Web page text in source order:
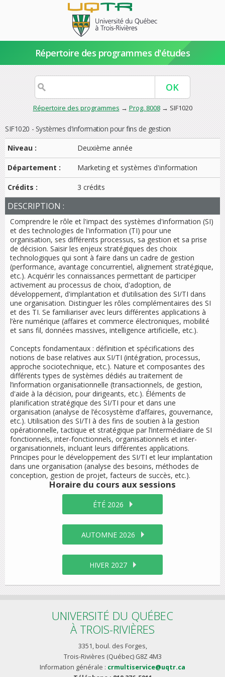
Répertoire des programmes d'études
Répertoire des programmes → Prog. 8008→ SIF1020
SIF1020 - Systèmes d'information pour fins de gestion
Niveau :
Deuxième année
Département : Marketing et systèmes d'information
Crédits : 3 crédits
DESCRIPTION :
Comprendre le rôle et l'impact des systèmes d'information (SI)
et des technologies de l'information (TI) pour une
organisation, ses différents processus, sa gestion et sa prise
de décision. Saisir les enjeux stratégiques des choix
technologiques qui sont à faire dans un cadre de gestion
(performance, avantage concurrentiel, alignement stratégique,
etc.). Acquérir les connaissances permettant de participer
activement au processus de choix, d'adoption, de
développement, d'implantation et d’utilisation des SI/TI dans
une organisation. Distinguer les rôles complémentaires des SI
et des TI. Se familiariser avec leurs différentes applications à
l’ère numérique (affaires et commerce électroniques, mobilité
et sans fil, données massives, intelligence artificielle, etc.).
Concepts fondamentaux : définition et spécifications des
notions de base relatives aux SI/TI (intégration, processus,
approche sociotechnique, etc.). Nature et composantes des
différents types de systèmes dédiés au traitement de
l’information organisationnelle (transactionnels, de gestion,
d'aide à la décision, pour dirigeants, etc.). Éléments de
planification stratégique des SI/TI pour et dans une
organisation (analyse de l’écosystème d’affaires, gouvernance,
etc.). Utilisation des SI/TI à des fins de soutien à la gestion
opérationnelle, tactique et stratégique par l’intermédiaire de SI
fonctionnels, inter-fonctionnels, organisationnels et inter-
organisationnels, incluant leurs différentes applications.
Principes pour le développement des SI/TI et leur implantation
dans une organisation (analyse des besoins, méthodes de
conception, gestion de projet, facteurs de succès, etc.).
Horaire du cours aux sessions
ÉTÉ 2026
AUTOMNE 2026
HIVER 2027
UNIVERSITÉ DU QUÉBEC
À TROIS-RIVIÈRES
3351, boul. des Forges,
Trois-Rivières (Québec) G8Z 4M3
Information générale : crmultiservice@uqtr.ca